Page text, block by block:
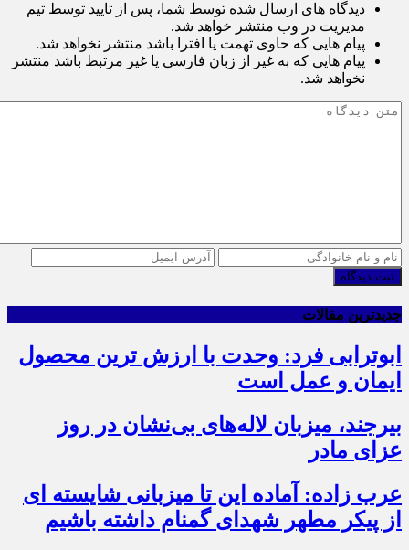
دیدگاه های ارسال شده توسط شما، پس از تایید توسط تیم
مدیریت در وب منتشر خواهد شد.
پیام هایی که حاوی تهمت یا افترا باشد منتشر نخواهد شد.
پیام هایی که به غیر از زبان فارسی یا غیر مرتبط باشد منتشر
نخواهد شد.
ثبت دیدگاه
جدیدترین مقالات
ابوترابی فرد: وحدت با ارزش ترین محصول
ایمان و عمل است
بیرجند، میزبان لاله‌های بی‌نشان در روز
عزای مادر
عرب زاده: آماده این تا میزبانی شایسته ای
از پیکر مطهر شهدای گمنام داشته باشیم